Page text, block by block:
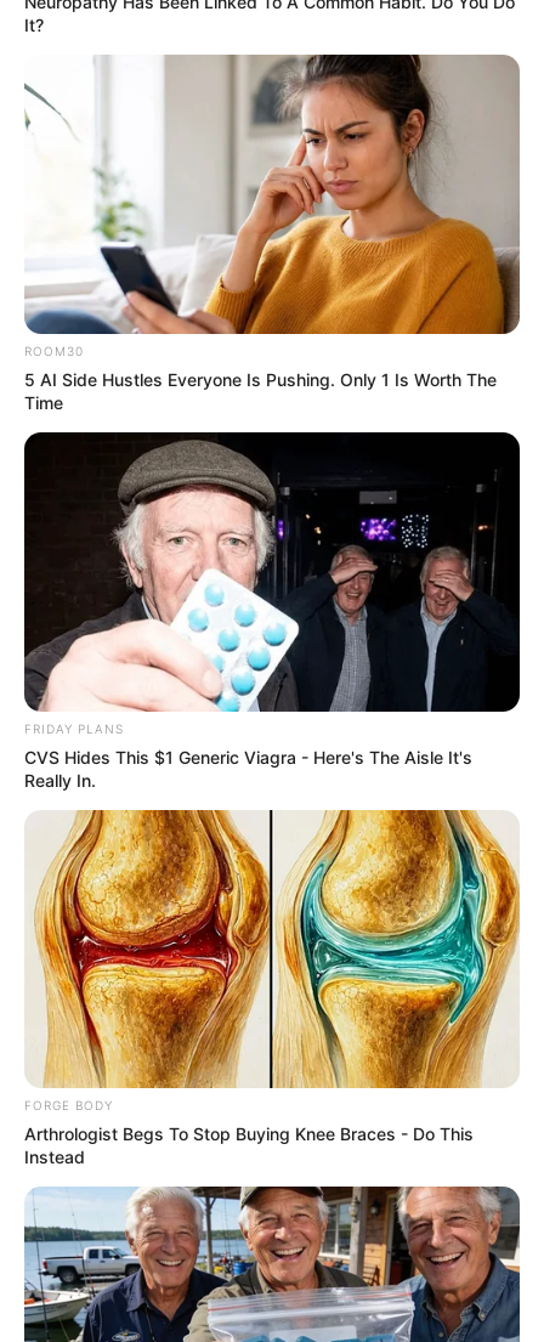
เงินทองไหลออกเป็นส่วนใหญ่ หันไปทางไหนก็มีแต่เรื่องที่
ต้องจ่าย แถมมีความขัดแย้งด้านผลประโยชน์ อย่าเพิ่งไป
ลงทุนกับใคร มีแต่จะเสียมากกว่าได้
ความรักต้นปีรบราฆ่าฟันกันน่าดู ไม่มีใครยอมใคร พยายาม
ข่มอารมณ์แล้วเรื่องร้ายผ่านไป คนโสดจะมีอัศวินเดินทาง
ไกลมาหา ช่วงปลายปีมีรักกุ๊กกิ๊ก
ราศีพฤษภ (15 พฤษภาคม – 14 มิถุนายน)
ปีนี้ต้นร้ายปลายดี ช่วงต้นปีมีแต่เรื่องทะเลาะเบาะแว้ง เห็น
อะไรเป็นขวางหูขวางตา ไม่ได้ดั่งใจสักอย่าง ถ้าคุณไม่ไปหา
เรื่องเขา ก็มีคนมาหาเรื่องคุณ สุดท้ายก็เป็นเรื่องจนได้ ก็
สงบจิตสงบใจหน่อย จะได้ไม่เกิดปัญหา คุณที่อยากเปลี่ยน
งาน สมัครงานทิ้งไว้ ปลายปีนี้มีข่าวดีแน่นอน
การเงิน“ไพ่นางสีดา” และ “ไพ่ 9 เหรียญ”ปีนี้เก็บออมเป็น
เลิศ ใครอย่ามาหวังแอ้มได้เงินจากคุณเลย ยากมากๆ แต่ก็
จะมีเรื่องต้องเสียเงินแบบที่ปฏิเสธไม่ได้ เป็นเรื่องฉุกเฉิน
ปลายปีถึงจะมีลาภ
ความรักมีปากเสียงกันตลอด คงต้องลดทิฐิลงมากันคนละ
ครึ่งทาง คนโสดมีกามเทพมาแผลงศรให้ได้คู่
It?
ROOM30
5 AI Side Hustles Everyone Is Pushing. Only 1 Is Worth The
Time
FRIDAY PLANS
CVS Hides This $1 Generic Viagra - Here's The Aisle It's
Really In.
FORGE BODY
Arthrologist Begs To Stop Buying Knee Braces - Do This
Instead